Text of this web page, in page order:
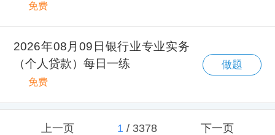
免费
2026年08月09日银行业专业实务
（个人贷款）每日一练
免费
做题
上一页 1/ 3378 下一页